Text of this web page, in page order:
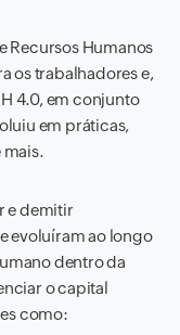
Recursos Humanos
os trabalhadores e,
4.0, em conjunto
em práticas,
mais.
e demitir
evoluíram ao longo
dentro da
o capital
como: